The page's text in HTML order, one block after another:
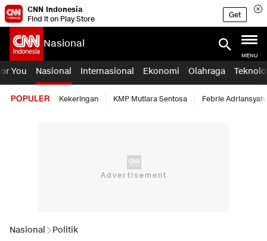
CNN Indonesia
Find it on Play Store
Get
Nasional
MENU
You Nasional Internasional Ekonomi Olahraga
POPULER Kekeringan KMP Mutiara Sentosa Febrie Adriansyah
Nasional Politik